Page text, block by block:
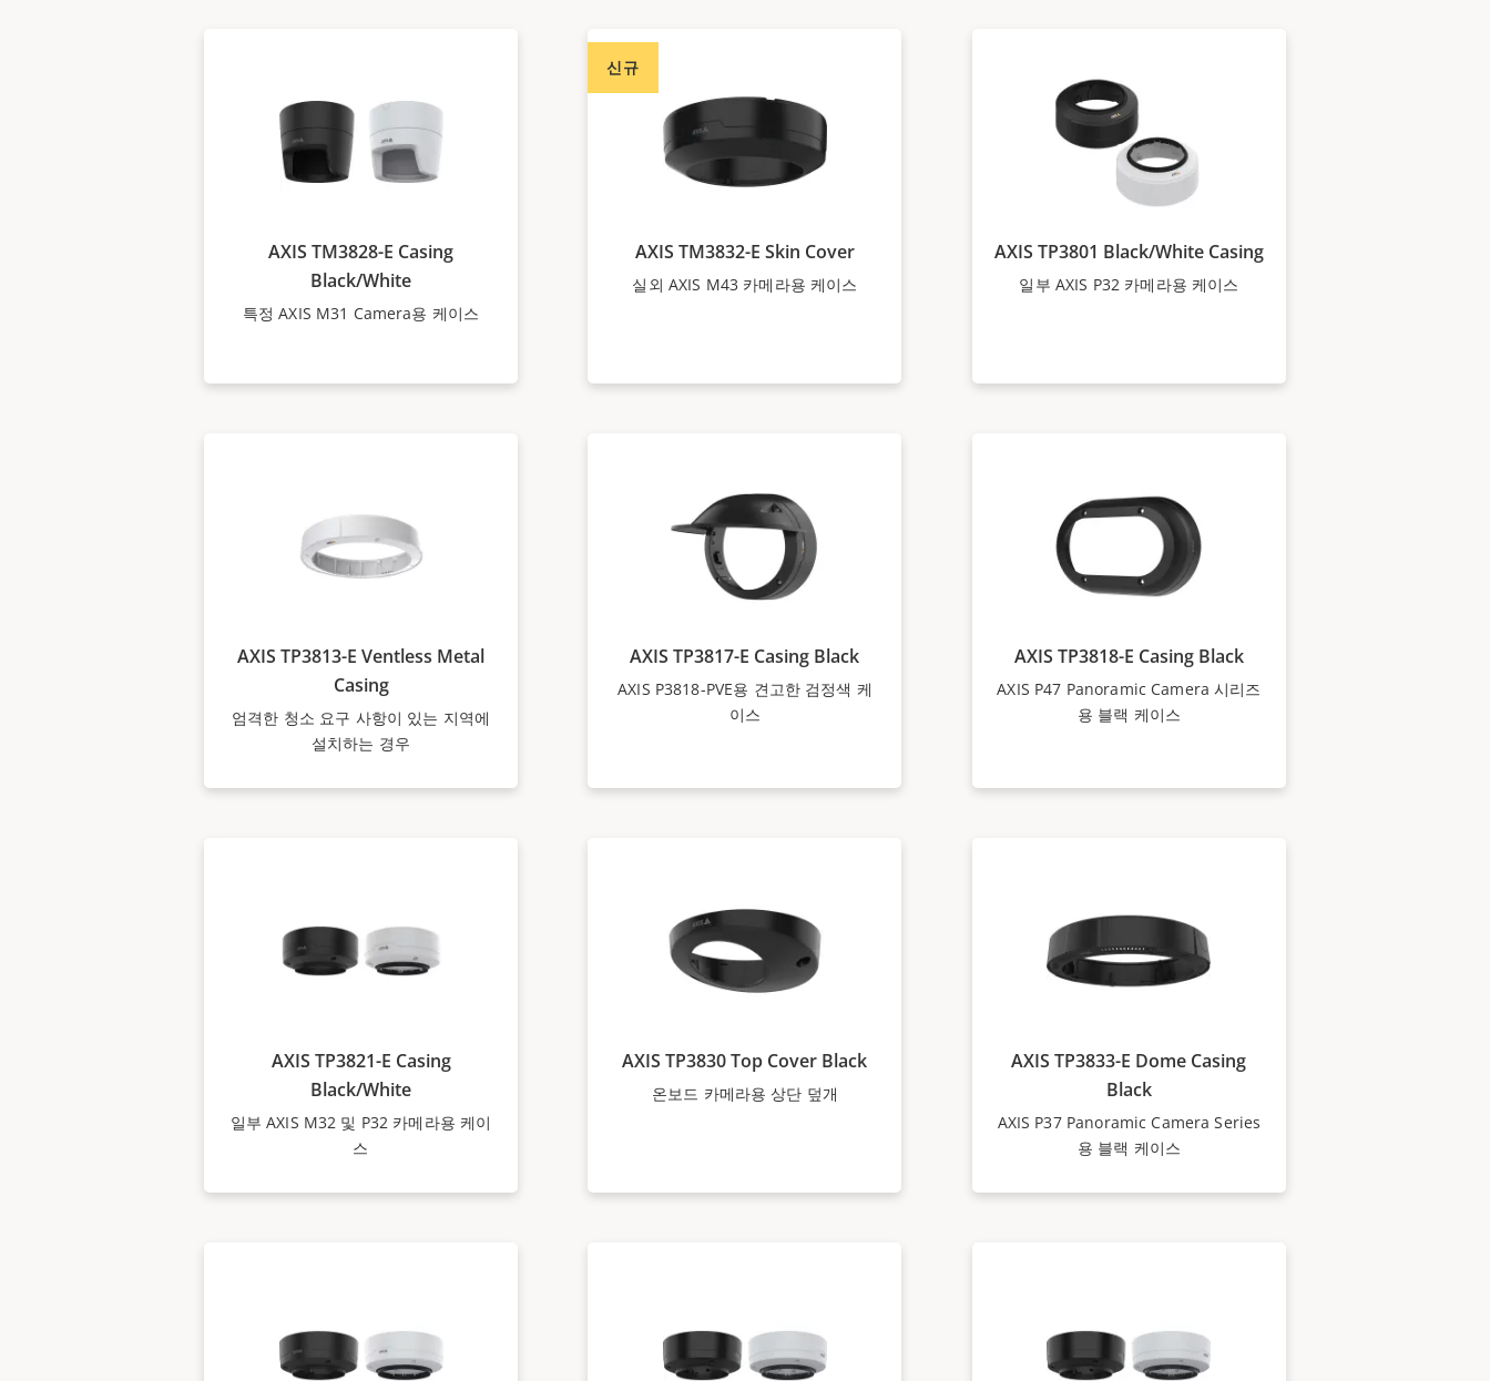
AXIS TM3828-E Casing
Black/White
특정 AXIS M31 Camera용 케이스
신규
AXIS TM3832-E Skin Cover
실외 AXIS M43 카메라용 케이스
AXIS TP3801 Black/White Casing
일부 AXIS P32 카메라용 케이스
AXIS TP3813-E Ventless Metal
Casing
엄격한 청소 요구 사항이 있는 지역에
설치하는 경우
AXIS TP3817-E Casing Black
AXIS P3818-PVE용 견고한 검정색 케
이스
AXIS TP3818-E Casing Black
AXIS P47 Panoramic Camera 시리즈
용 블랙 케이스
AXIS TP3821-E Casing
Black/White
일부 AXIS M32 및 P32 카메라용 케이
스
AXIS TP3830 Top Cover Black
온보드 카메라용 상단 덮개
AXIS TP3833-E Dome Casing
Black
AXIS P37 Panoramic Camera Series
용 블랙 케이스